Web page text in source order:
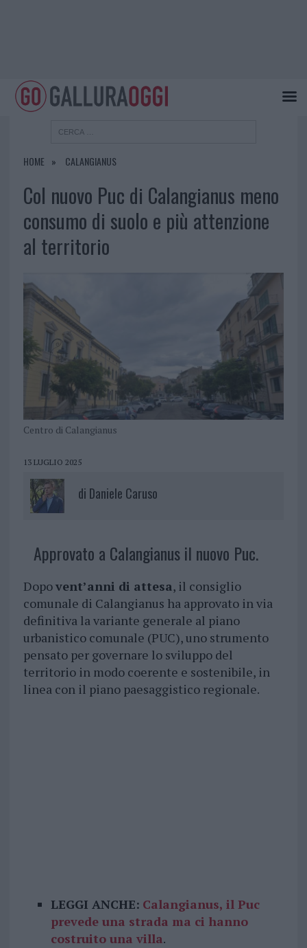
HOME CALANGIANUS
Col nuovo Puc di Calangianus meno
consumo di suolo e più attenzione
al territorio
Centro di Calangianus
13 LUGLIO 2025
di Daniele Caruso
Approvato a Calangianus il nuovo Puc.
Dopovent’anni di attesa, il consiglio
comunale di Calangianus ha approvato in via
definitiva la variante generale al piano
urbanistico comunale (PUC), uno strumento
pensato per governare lo sviluppo del
territorio in modo coerente e sostenibile, in
linea con il piano paesaggistico regionale.
LEGGI ANCHE: Calangianus, il Puc
prevede una strada ma ci hanno
costruito una villa.